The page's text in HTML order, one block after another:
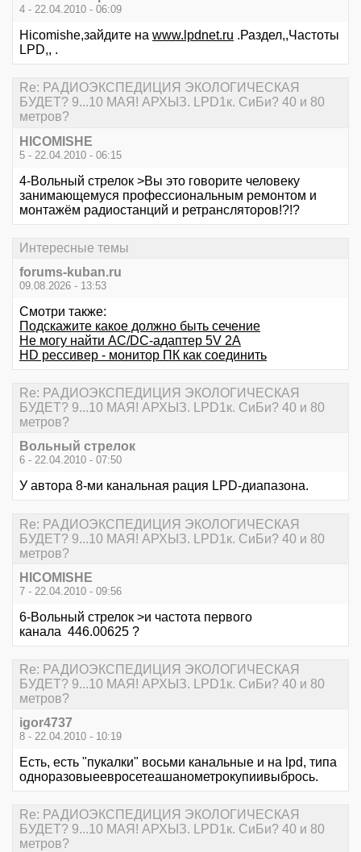
4 - 22.04.2010 - 06:09
Hicomishe,зайдите на www.lpdnet.ru .Раздел,,Частоты
LPD,, .
Re: РАДИОЭКСПЕДИЦИЯ ЭКОЛОГИЧЕСКАЯ
БУДЕТ? 9...10 МАЯ! АРХЫЗ. LPD1к. СиБи? 40 и 80
метров?
HICOMISHE
5 - 22.04.2010 - 06:15
4-Вольный стрелок >Вы это говорите человеку
занимающемуся профессиональным ремонтом и
монтажём радиостанций и ретрансляторов!?!?
Интересные темы
forums-kuban.ru
09.08.2026 - 13:53
Смотри также:
Подскажите какое должно быть сечение
Не могу найти AC/DC-адаптер 5V 2A
HD рессивер - монитор ПК как соединить
Re: РАДИОЭКСПЕДИЦИЯ ЭКОЛОГИЧЕСКАЯ
БУДЕТ? 9...10 МАЯ! АРХЫЗ. LPD1к. СиБи? 40 и 80
метров?
Вольный стрелок
6 - 22.04.2010 - 07:50
У автора 8-ми канальная рация LPD-диапазона.
Re: РАДИОЭКСПЕДИЦИЯ ЭКОЛОГИЧЕСКАЯ
БУДЕТ? 9...10 МАЯ! АРХЫЗ. LPD1к. СиБи? 40 и 80
метров?
HICOMISHE
7 - 22.04.2010 - 09:56
6-Вольный стрелок >и частота первого
канала 446.00625 ?
Re: РАДИОЭКСПЕДИЦИЯ ЭКОЛОГИЧЕСКАЯ
БУДЕТ? 9...10 МАЯ! АРХЫЗ. LPD1к. СиБи? 40 и 80
метров?
igor4737
8 - 22.04.2010 - 10:19
Есть, есть "пукалки" восьми канальные и на lpd, типа
одноразовыеевросетеашанометрокупиивыбрось.
Re: РАДИОЭКСПЕДИЦИЯ ЭКОЛОГИЧЕСКАЯ
БУДЕТ? 9...10 МАЯ! АРХЫЗ. LPD1к. СиБи? 40 и 80
метров?